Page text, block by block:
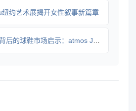
纽约艺术展揭开女性叙事新篇章
球鞋市场启示：atmos JAPAN如何重塑潮